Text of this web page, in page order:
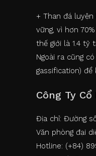
+ Than đá
vững, vì hơn
thế giới là 1.4 tỷ
Ngoài ra cũng
gassification)
Công Ty
Địa chỉ: Đường
Văn phòng đại
Hotline: (+84)